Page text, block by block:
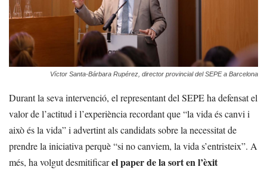
Víctor Santa-Bárbara Rupérez, director provincial del SEPE a Barcelona
Durant la seva intervenció, el representant del SEPE ha defensat el
valor de l’actitud i l’experiència recordant que “la vida és canvi i
això és la vida” i advertint als candidats sobre la necessitat de
prendre la iniciativa perquè “si no canviem, la vida s’entristeix”. A
més, ha volgut desmitificarel paper de la sort en l’èxit